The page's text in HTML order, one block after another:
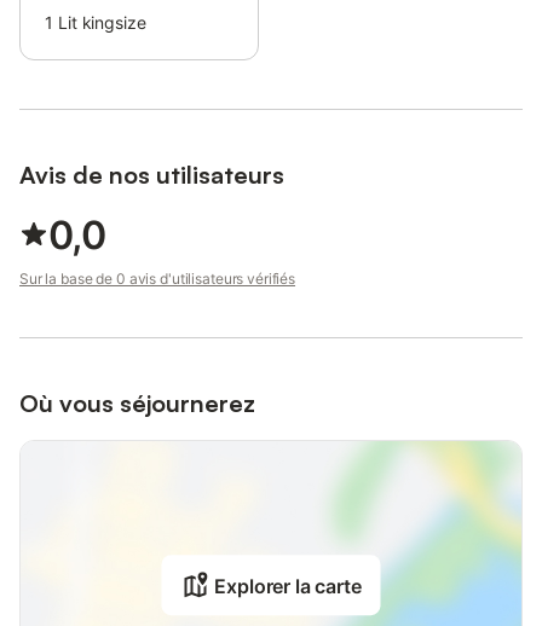
1 Lit kingsize
Avis de nos utilisateurs
0,0
Sur la base de 0 avis d'utilisateurs vérifiés
Où vous séjournerez
Explorer la carte